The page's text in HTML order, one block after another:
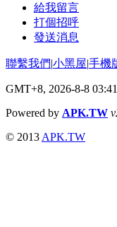
給我留言
打個招呼
發送消息
聯繫我們|小黑屋|手機
GMT+8, 2026-8-8 03:41
Powered by APK.TW
© 2013 APK.TW